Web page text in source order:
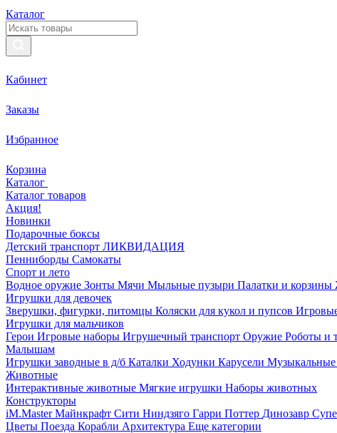
Каталог
Кабинет
Заказы
Избранное
Корзина
Каталог
Каталог товаров
Акция!
Новинки
Подарочные боксы
Детский транспорт ЛИКВИДАЦИЯ
Пенниборды Самокаты
Спорт и лето
Водное оружие Зонты Мячи Мыльные пузыри Палатки и корзины
Игрушки для девочек
Зверушки, фигурки, питомцы Коляски для кукол и пупсов
Игрушки для мальчиков
Герои Игровые наборы Игрушечный транспорт Оружие Роботы и
Малышам
Игрушки заводные в д/б Каталки Ходунки Карусели
Животные
Интерактивные животные Мягкие игрушки Наборы животных
Конструкторы
iM.Master Майнкрафт Сити Ниндзяго Гарри Поттер Динозавр
Цветы Поезда Корабли Архитектура Еще категории